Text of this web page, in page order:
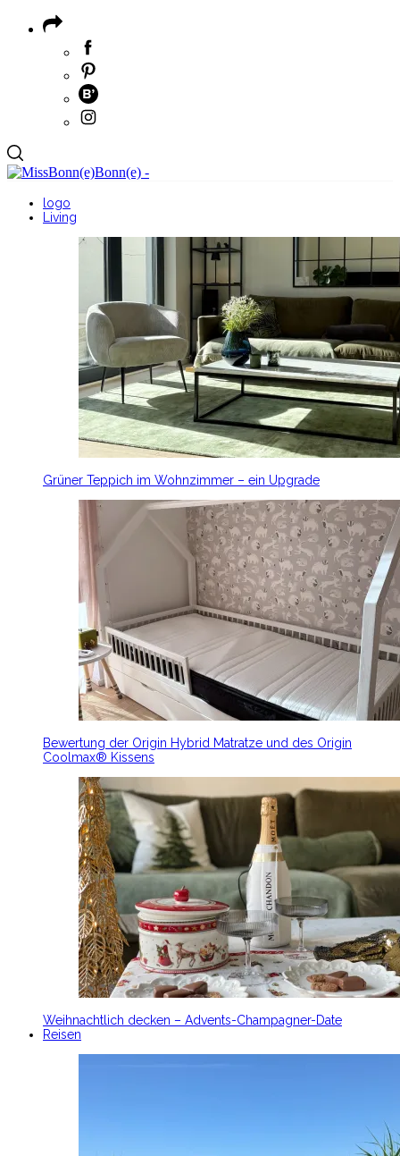
logo
Living
Grüner Teppich im Wohnzimmer – ein Upgrade
Bewertung der Origin Hybrid Matratze und des Origin
Coolmax® Kissens
Weihnachtlich decken – Advents-Champagner-Date
Reisen